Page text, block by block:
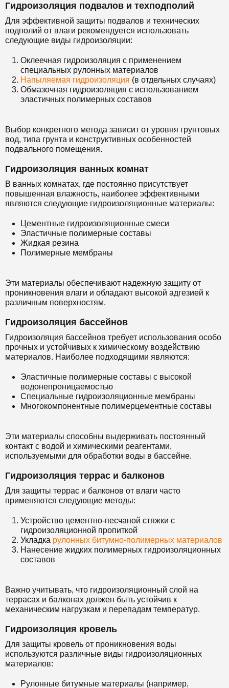
Гидроизоляция подвалов и техподполий
Для эффективной защиты подвалов и технических
подполий от влаги рекомендуется использовать
следующие виды гидроизоляции:
Оклеечная гидроизоляция с применением
специальных рулонных материалов
Напыляемая гидроизоляция (в отдельных случаях)
Обмазочная гидроизоляция с использованием
эластичных полимерных составов
Выбор конкретного метода зависит от уровня грунтовых
вод, типа грунта и конструктивных особенностей
подвального помещения.
Гидроизоляция ванных комнат
В ванных комнатах, где постоянно присутствует
повышенная влажность, наиболее эффективными
являются следующие гидроизоляционные материалы:
Цементные гидроизоляционные смеси
Эластичные полимерные составы
Жидкая резина
Полимерные мембраны
Эти материалы обеспечивают надежную защиту от
проникновения влаги и обладают высокой адгезией к
различным поверхностям.
Гидроизоляция бассейнов
Гидроизоляция бассейнов требует использования особо
прочных и устойчивых к химическому воздействию
материалов. Наиболее подходящими являются:
Эластичные полимерные составы с высокой
водонепроницаемостью
Специальные гидроизоляционные мембраны
Многокомпонентные полимерцементные составы
Эти материалы способны выдерживать постоянный
контакт с водой и химическими реагентами,
используемыми для обработки воды в бассейне.
Гидроизоляция террас и балконов
Для защиты террас и балконов от влаги часто
применяются следующие методы:
Устройство цементно-песчаной стяжки с
гидроизоляционной пропиткой
Укладка рулонных битумно-полимерных материалов
Нанесение жидких полимерных гидроизоляционных
составов
Важно учитывать, что гидроизоляционный слой на
террасах и балконах должен быть устойчив к
механическим нагрузкам и перепадам температур.
Гидроизоляция кровель
Для защиты кровель от проникновения воды
используются различные виды гидроизоляционных
материалов:
Рулонные битумные материалы (например,